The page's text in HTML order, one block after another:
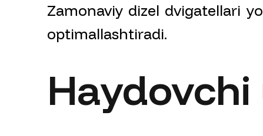
Zamonaviy dizel dvigatellari
optimallashtiradi.